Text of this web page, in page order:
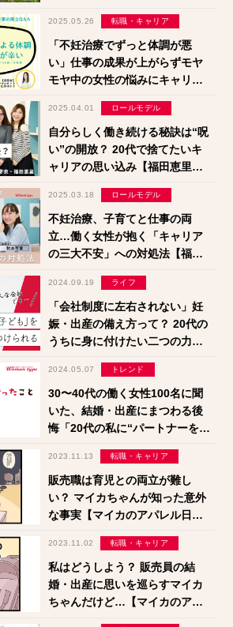
2025.05.26 転職・キャリア
「不妊治療でずっと体調が悪
い」仕事の成果が上がらずモヤ
モヤ中の女性の悩みにキャリア
仕事の両立Q＆A】
2025.04.01 ロールモデル
自分らしく働き続ける秘訣は“呪
い”の開放？ 20代で捨てたいキ
ャリアの思い込み【福田恵里・
2025.03.18 ロールモデル
不妊治療、子育てと仕事の両
立…働く女性が抱く「キャリア
の三大不安」への対処法【福田
2024.09.19 ライフ
「会社制度に左右されない」妊
娠・出産の備え方って？ 20代の
うちに身に付けたい二つの力
2024.05.07 トレンド
30〜40代の働く女性100名に聞
いた、結婚・出産にまつわる後
悔「20代の私に“パートナーを選
2023.11.13 転職・キャリア
販売職は育児との両立が難し
い？ マイカちゃんが知った意外
な事実【マイカのアパレル日記
2023.11.02 転職・キャリア
私はどうしよう？ 販売員の結
婚・出産に思いを巡らすマイカ
ちゃんだけど…【マイカのアパ